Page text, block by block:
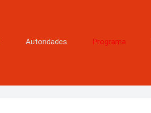
Autoridades Programa